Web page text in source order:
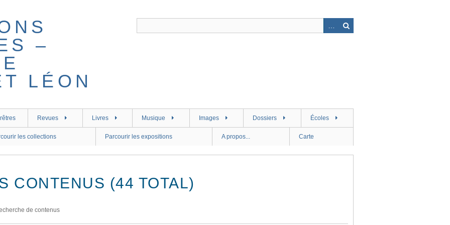
Revues Livres Musique Images Dossiers Écoles
les collections Parcourir les expositions A propos... Carte
CONTENUS (44 TOTAL)
de contenus